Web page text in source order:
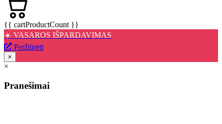
{{ cartProductCount }}
☀️ VASAROS IŠPARDAVIMAS
Peržiūrėti
×
×
Pranešimai